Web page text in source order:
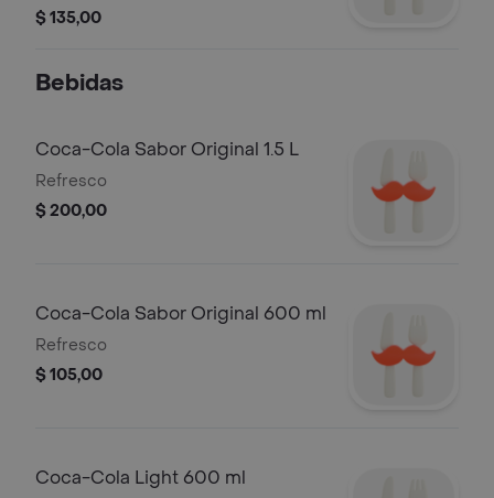
$ 135,00
Bebidas
Coca-Cola Sabor Original 1.5 L
Refresco
$ 200,00
Coca-Cola Sabor Original 600 ml
Refresco
$ 105,00
Coca-Cola Light 600 ml